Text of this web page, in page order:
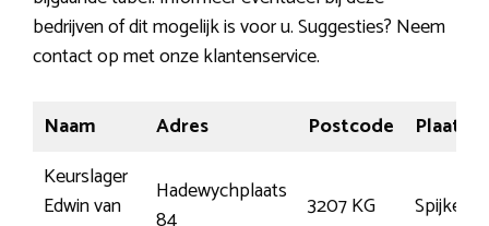
bedrijven of dit mogelijk is voor u. Suggesties? Neem
contact op met onze klantenservice.
Naam Adres Postcode
Plaats
Keurslager
Edwin van
Hadewychplaats
3207 KG